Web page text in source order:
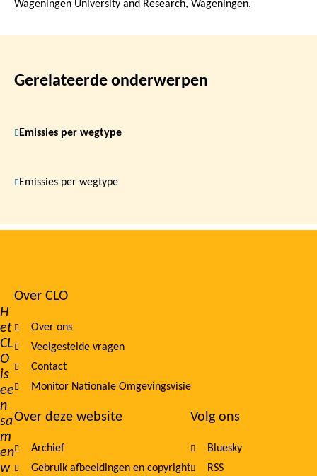
Wageningen University and Research, Wageningen.
Gerelateerde onderwerpen
Emissies per wegtype
Emissies per wegtype
H
et
CL
O
is
ee
n
sa
m
en
w
Footer
navigation
Over CLO
Over ons
Veelgestelde vragen
Contact
Monitor Nationale Omgevingsvisie
Over deze website
Archief
Gebruik afbeeldingen en copyright
Volg ons
Bluesky
RSS